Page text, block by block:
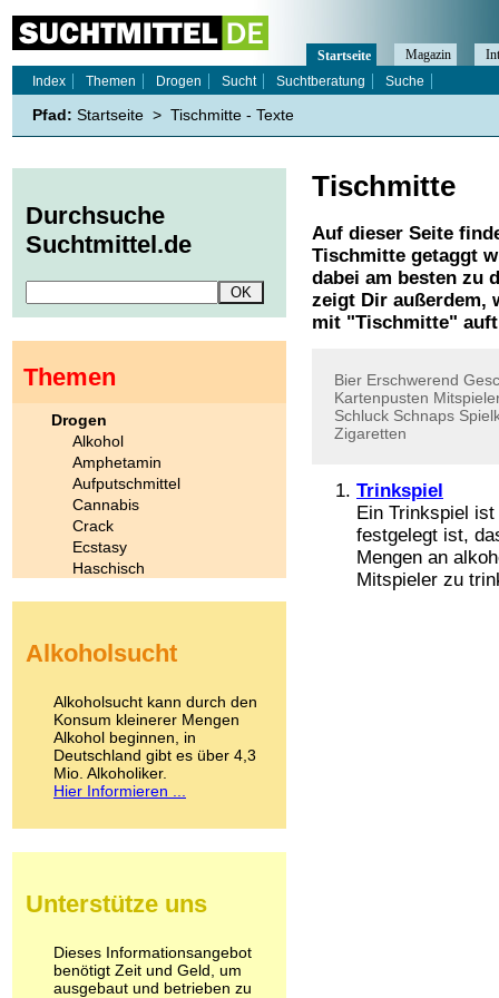
Tischmitte
Auf dieser Seite
Tischmitte getaggt
dabei am besten zu
zeigt Dir außerdem,
mit "Tischmitte"
Bier Erschwerend
Kartenpusten
Schluck Schnaps
Zigaretten
Trinkspiel
Ein Trinkspiel
festgelegt ist,
Mengen an
Mitspieler zu
Startseite Magazin
Index
Themen Drogen Sucht Suchtberatung Suche
Pfad: Startseite > Tischmitte - Texte
Durchsuche
Suchtmittel.de
Themen
Drogen
Alkohol
Amphetamin
Aufputschmittel
Cannabis
Crack
Ecstasy
Haschisch
Kokain
LSD
Marihuana
Medikamente
Meskalin
Metamphetamin
Methadon
Pilze
Psychopharmaka
Schlafmittel
Schmerzmittel
Alkoholsucht
Alkoholsucht kann durch den
Konsum kleinerer Mengen
Alkohol beginnen, in
Deutschland gibt es über 4,3
Mio. Alkoholiker.
Hier Informieren ...
Unterstütze uns
Dieses Informationsangebot
benötigt Zeit und Geld, um
ausgebaut und betrieben zu